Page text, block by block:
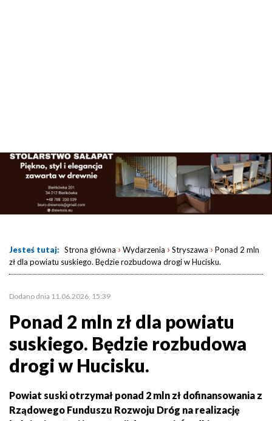
Jesteś tutaj: Strona główna › Wydarzenia › Stryszawa › Ponad 2 mln
zł dla powiatu suskiego. Będzie rozbudowa drogi w Hucisku.
Dodano dnia 11.06.2026, 15:39
Ponad 2 mln zł dla powiatu
suskiego. Będzie rozbudowa
drogi w Hucisku.
Powiat suski otrzymał ponad 2 mln zł dofinansowania z
Rządowego Funduszu Rozwoju Dróg na realizację